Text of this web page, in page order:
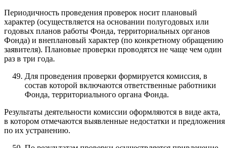
Периодичность проведения проверок носит плановый
характер (осуществляется на основании полугодовых или
годовых планов работы Фонда, территориальных органов
Фонда) и внеплановый характер (по конкретному обращению
заявителя). Плановые проверки проводятся не чаще чем один
раз в три года.
Для проведения проверки формируется комиссия, в
состав которой включаются ответственные работники
Фонда, территориального органа Фонда.
Результаты деятельности комиссии оформляются в виде акта,
в котором отмечаются выявленные недостатки и предложения
по их устранению.